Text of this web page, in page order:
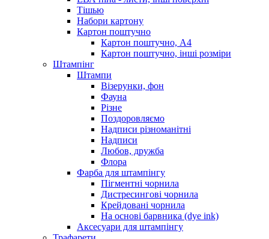
Тішью
Набори картону
Картон поштучно
Картон поштучно, А4
Картон поштучно, інші розміри
Штампінг
Штампи
Візерунки, фон
Фауна
Різне
Поздоровляємо
Надписи різноманітні
Надписи
Любов, дружба
Флора
Фарба для штампінгу
Пігментні чорнила
Дистресингові чорнила
Крейдовані чорнила
На основі барвника (dye ink)
Аксесуари для штампінгу